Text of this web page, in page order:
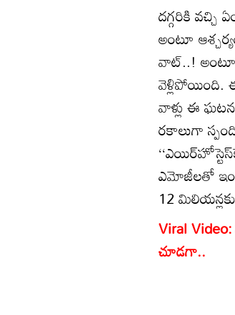
దగ్గరికి
అంటూ
వాట్..! అంటూ
వెళ్లిపోయింది.
వాళ్లు ఈ
రకాలుగా
ఎమోజీలతో
12
Viral
చూడగా..